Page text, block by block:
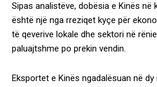
Sipas analistëve, dobësia e Kinës në
është një nga rreziqet kyçe për
të qeverive lokale dhe sektori në
paluajtshme po prekin vendin.
Eksportet e Kinës ngadalësuan në